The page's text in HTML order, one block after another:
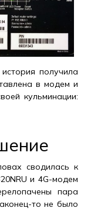
получила
в модем и
кульминации:
сводилась к
и 4G-модем
пара
то не было